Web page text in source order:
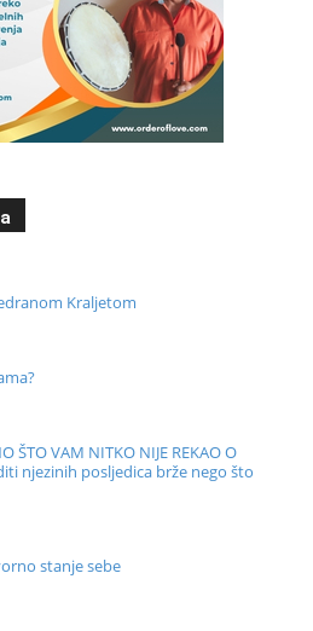
Kraljetom
ŠTO VAM NITKO NIJE REKAO O
njezinih posljedica brže nego što
stanje sebe